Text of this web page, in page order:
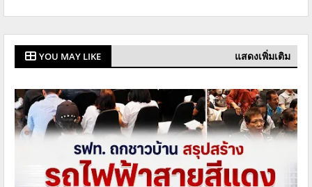
YOU MAY LIKE แสดงเพิ่มเติม